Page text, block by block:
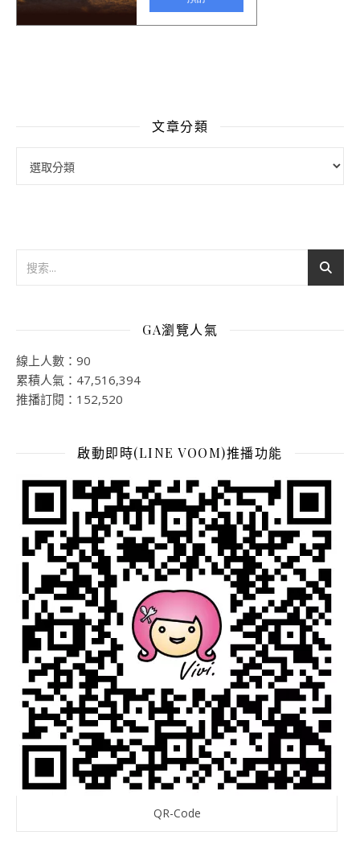
文章分類
GA瀏覽人氣
線上人數：90
累積人氣：47,516,394
推播訂閱：152,520
啟動即時(LINE VOOM)推播功能
QR-Code